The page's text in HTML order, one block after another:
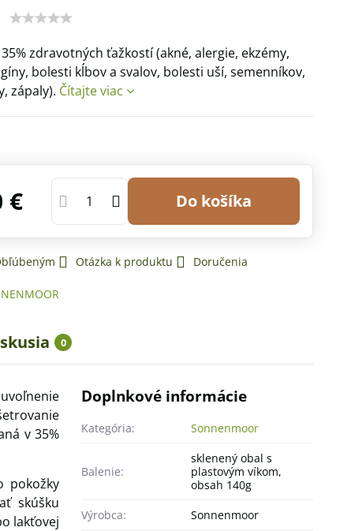
zdravotných ťažkostí (akné, alergie, ekzémy,
bolesti kĺbov a svalov, bolesti uší, semenníkov,
zápaly). Čítajte viac
€ Do košíka
Otázka k produktu Doručenia
0
v 35%
pokožky
skúšku
lakťovej
Doplnkové informácie
Kategória: Sonnenmoor
Balenie:
sklenený obal s
plastovým víkom,
obsah 140g
Výrobca:
Sonnenmoor